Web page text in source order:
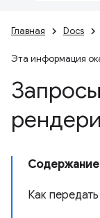
Главная Docs
Эта информация
Содержание
Как